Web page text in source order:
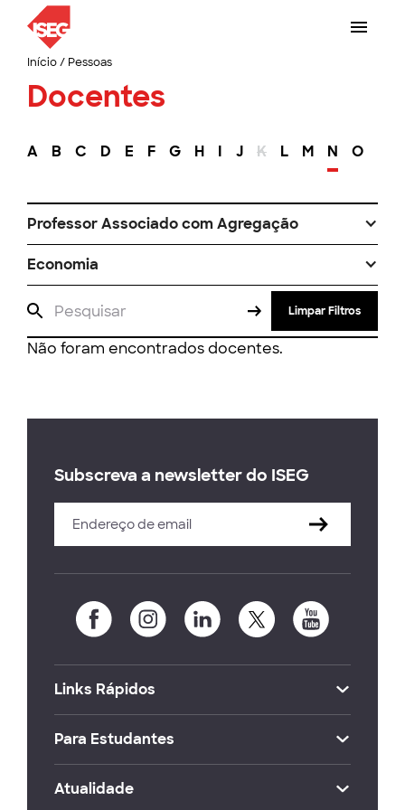
Início/ Pessoas
Docentes
A B C D E F G H I J K L M N O
Professor Associado com Agregação
Economia
Limpar Filtros
Não foram encontrados docentes.
Subscreva a newsletter do ISEG
Links Rápidos
Para Estudantes
Atualidade